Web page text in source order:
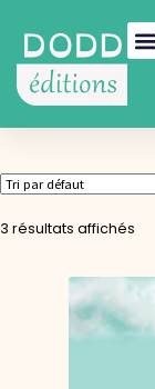
3 résultats affichés